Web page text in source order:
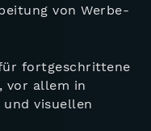
von Werbe-
fortgeschrittene
vor allem in
visuellen